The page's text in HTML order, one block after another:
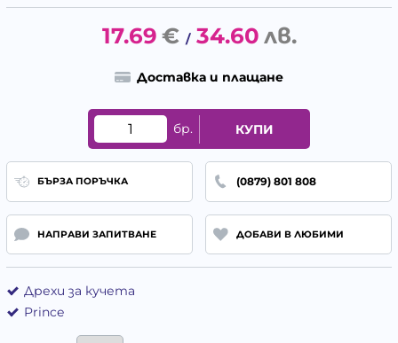
17.69 € / 34.60 лв.
Доставка и плащане
бр. КУПИ
БЪРЗА ПОРЪЧКА (0879) 801 808
НАПРАВИ ЗАПИТВАНЕ ДОБАВИ В ЛЮБИМИ
Дрехи за кучета
Prince